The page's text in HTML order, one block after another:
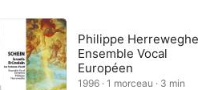
Philippe
Ensemble Vocal
Européen
1996 · 1 morceau · 3 min